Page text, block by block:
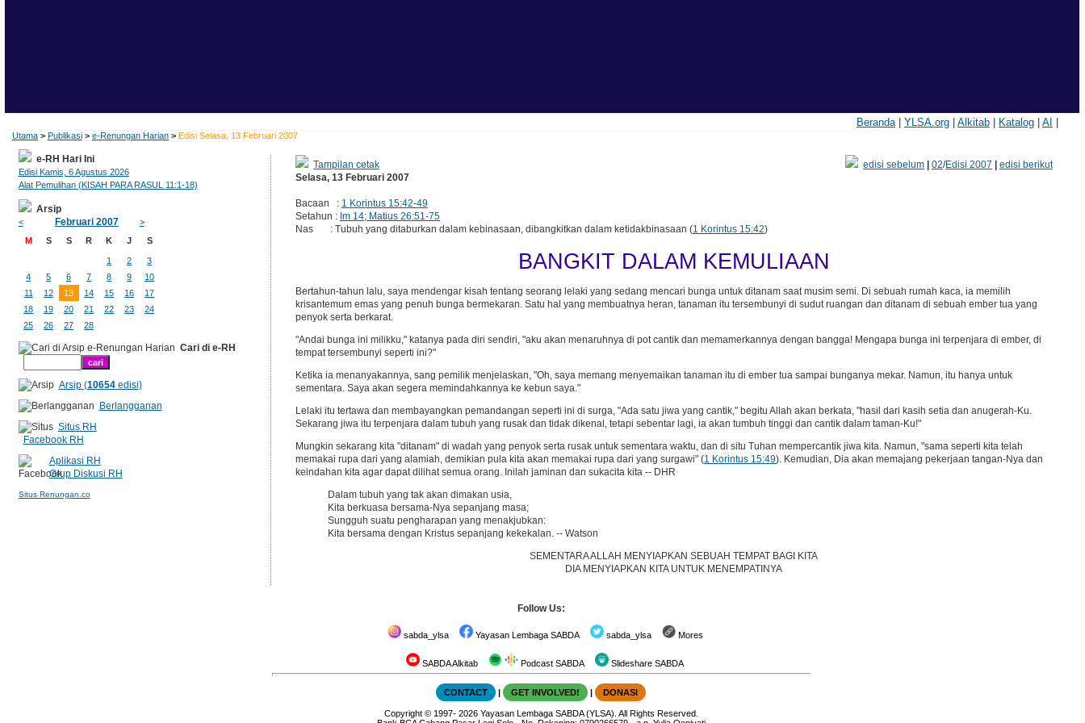
Beranda| YLSA.org| Alkitab| Katalog| AI
Utama > Publikasi > e-Renungan Harian > Edisi Selasa, 13 Februari 2007
Tampilan cetak edisi sebelum| 02/Edisi 2007
edisi berikut
Selasa, 13 Februari 2007
Bacaan : 1 Korintus 15:42-49
Setahun : Im 14; Matius 26:51-75
Nas : Tubuh yang ditaburkan dalam kebinasaan, dibangkitkan dalam ketidakbinasaan (1 Korintus 15:42)
BANGKIT DALAM KEMULIAAN
Bertahun-tahun lalu, saya mendengar kisah tentang seorang lelaki yang sedang mencari bunga untuk ditanam saat musim semi. Di sebuah rumah kaca, ia memilih
krisantemum emas yang penuh bunga bermekaran. Satu hal yang membuatnya heran, tanaman itu tersembunyi di sudut ruangan dan ditanam di sebuah ember tua yang
penyok serta berkarat.
"Andai bunga ini milikku," katanya pada diri sendiri, "aku akan menaruhnya di pot cantik dan memamerkannya dengan bangga! Mengapa bunga ini terpenjara di ember, di
tempat tersembunyi seperti ini?"
Ketika ia menanyakannya, sang pemilik menjelaskan, "Oh, saya memang menyemaikan tanaman itu di ember tua sampai bunganya mekar. Namun, itu hanya untuk
sementara. Saya akan segera memindahkannya ke kebun saya."
Lelaki itu tertawa dan membayangkan pemandangan seperti ini di surga, "Ada satu jiwa yang cantik," begitu Allah akan berkata, "hasil dari kasih setia dan anugerah-Ku.
Sekarang jiwa itu terpenjara dalam tubuh yang rusak dan tidak dikenal, tetapi sebentar lagi, ia akan tumbuh tinggi dan cantik dalam taman-Ku!"
Mungkin sekarang kita "ditanam" di wadah yang penyok serta rusak untuk sementara waktu, dan di situ Tuhan mempercantik jiwa kita. Namun, "sama seperti kita telah
memakai rupa dari yang alamiah, demikian pula kita akan memakai rupa dari yang surgawi" (1 Korintus 15:49). Kemudian, Dia akan memajang pekerjaan tangan-Nya dan
keindahan kita agar dapat dilihat semua orang. Inilah jaminan dan sukacita kita -- DHR
Dalam tubuh yang tak akan dimakan usia,
Kita berkuasa bersama-Nya sepanjang masa;
Sungguh suatu pengharapan yang menakjubkan:
Kita bersama dengan Kristus sepanjang kekekalan. -- Watson
SEMENTARA ALLAH MENYIAPKAN SEBUAH TEMPAT BAGI KITA
DIA MENYIAPKAN KITA UNTUK MENEMPATINYA
e-RH Hari Ini
Edisi Kamis, 6 Agustus 2026
Alat Pemulihan (KISAH PARA RASUL 11:1-18)
Arsip
< Februari 2007
>
M
S S R K J S
1 2
3
4
5 6 7 8 9
10
11
12 13 14 15 16
17
18
19 20 21 22 23
24
25
26 27 28
Cari di e-RH
Arsip (10654edisi)
Berlangganan
Situs RH
Facebook RH
Aplikasi RH
Grup Diskusi RH
Situs Renungan.co
Follow Us:
sabda_ylsa Yayasan Lembaga SABDA sabda_ylsa Mores
SABDA Alkitab Podcast SABDA Slideshare SABDA
CONTACT | GET INVOLVED! | DONASI
Copyright© 1997- 2026 Yayasan Lembaga SABDA (YLSA). All Rights Reserved.